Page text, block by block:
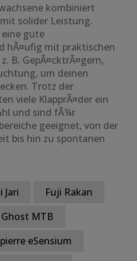
kombiniert
solider Leistung.
gute
hÃ¤ufig mit praktischen
B. GepÃ¤cktrÃ¤gern,
um deinen
Trotz der
viele KlapprÃ¤der ein
und sind fÃ¼r
geeignet, von der
bis hin zu spontanen
Jari
Fuji Rakan
Ghost MTB
eSensium